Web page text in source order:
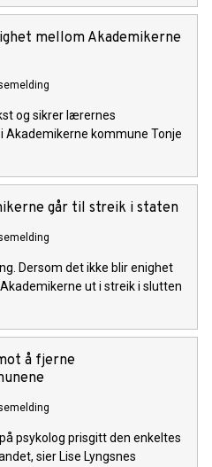
mellom Akademikerne
og sikrer lærernes
Akademikerne kommune Tonje
går til streik i staten
Dersom det ikke blir enighet
ut i streik i slutten
å fjerne
psykolog prisgitt den enkeltes
sier Lise Lyngsnes